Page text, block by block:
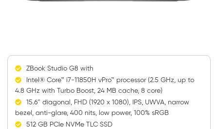
ZBook Studio G8 with
Intel® Core™ i7-11850H vPro™ processor (2.5 GHz, up to
4.8 GHz with Turbo Boost, 24 MB cache, 8 core)
15.6″ diagonal, FHD (1920 x 1080), IPS, UWVA, narrow
bezel, anti-glare, 400 nits, low power, 100% sRGB
512 GB PCIe NVMe TLC SSD